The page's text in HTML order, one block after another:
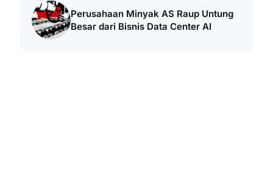
Perusahaan Minyak AS Raup Untung
Besar dari Bisnis Data Center AI